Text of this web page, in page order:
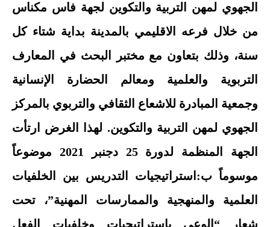
الجهوي لمهن التربية والتكوين لجهة فاس مكناس
من خلال فرعه الاقليمي بالمدينة بداية شتاء كل
سنة، وذلك بتعاون مع مختبر البحث في المعارف
التربوية والعلمية ومعالم الحضارة الإنسانية
وجمعية المبادرة للاشعاع الثقافي والتربوي بالمركز
الجهوي لمهن التربية والتكوين. لهذا الغرض ارتأت
الجهة المنظمة لدورة 25 دجنبر 2021 موضوعاً
موسوماً ب:استراتيجيات التدريس بين الخلفيات
العلمية والمنهجية والممارسات المهنية”، تحت
شعار “الوعي باستراتيجيات وخلفيات الفعل